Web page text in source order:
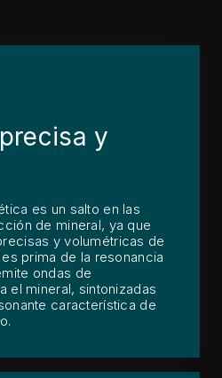
y
es un salto en las
de mineral, ya que
y volumétricas de
prima de la resonancia
ondas de
el mineral, sintonizadas
característica de